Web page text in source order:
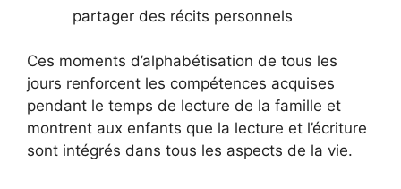
partager des récits personnels
Ces moments d’alphabétisation de tous les
jours renforcent les compétences acquises
pendant le temps de lecture de la famille et
montrent aux enfants que la lecture et l’écriture
sont intégrés dans tous les aspects de la vie.